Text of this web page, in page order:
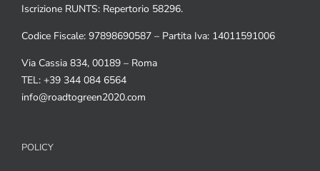
Iscrizione RUNTS: Repertorio 58296.
Codice Fiscale: 97898690587 – Partita Iva: 14011591006
Via Cassia 834, 00189 – Roma
TEL: +39 344 084 6564
info@roadtogreen2020.com
POLICY